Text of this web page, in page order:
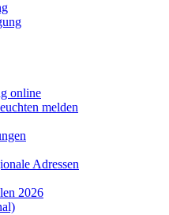
online
melden
Adressen
2026